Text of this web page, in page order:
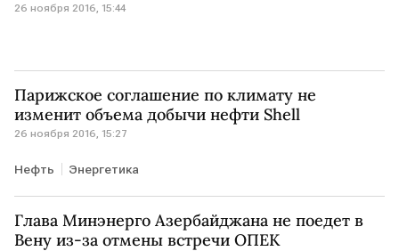
26 ноября 2016, 15:44
Парижское соглашение по климату не
изменит объема добычи нефти Shell
26 ноября 2016, 15:27
Нефть Энергетика
Глава Минэнерго Азербайджана не поедет в
Вену из-за отмены встречи ОПЕК